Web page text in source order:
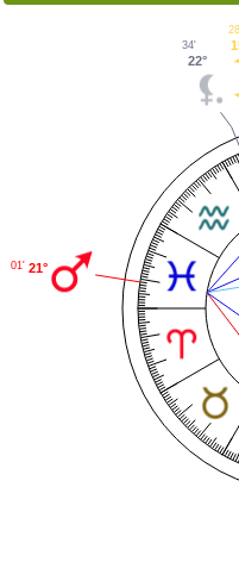
22°
34'
21°
01'